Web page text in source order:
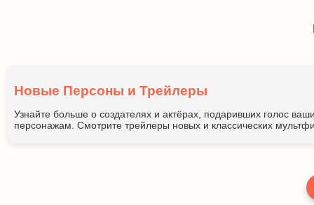
Новые Персоны и Трейлеры
Узнайте больше о создателях и актёрах, подаривших голос
персонажам. Смотрите трейлеры новых и классических